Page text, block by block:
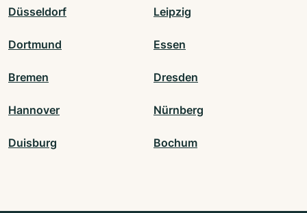
Düsseldorf Leipzig
Dortmund Essen
Bremen Dresden
Hannover Nürnberg
Duisburg Bochum